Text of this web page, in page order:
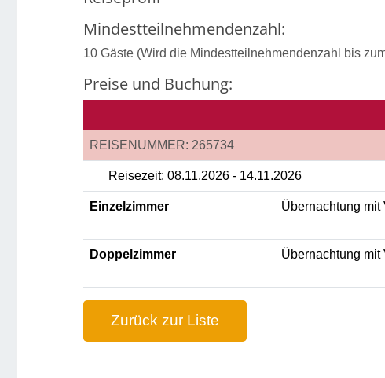
Mindestteilnehmendenzahl:
10 Gäste (Wird die Mindestteilnehmendenzahl bis
Preise und Buchung:
REISENUMMER: 265734
Reisezeit: 08.11.2026 - 14.11.2026
Einzelzimmer Übernachtung mit
Doppelzimmer Übernachtung mit
Zurück zur Liste